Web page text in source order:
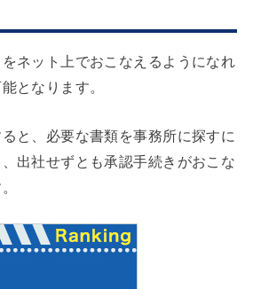
ネット上でおこなえるようになれ
となります。
と、必要な書類を事務所に探すに
出社せずとも承認手続きがおこな